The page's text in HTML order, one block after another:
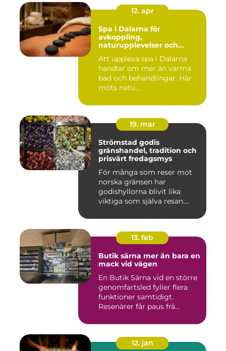
12. apr
Spa i Dalarna för
avkoppling,
naturupplevelser och
Att uppleva spa i Dalarna
handlar om mer än varma
bad och behandlingar. Här
möts natu...
19. mar
Strömstad godis
gränshandel, tradition och
prisvärt fredagsmys
För många som reser mot
norska gränsen har
godishyllorna blivit lika
viktiga som själva resan.
13. feb
Butik särna mer än bara en
mack vid vägen
En Butik Särna vid en större
genomfartsled fyller flera
funktioner samtidigt.
Resenärer får paus frå...
12. jan